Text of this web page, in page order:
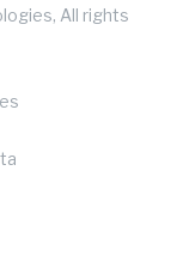
All rights